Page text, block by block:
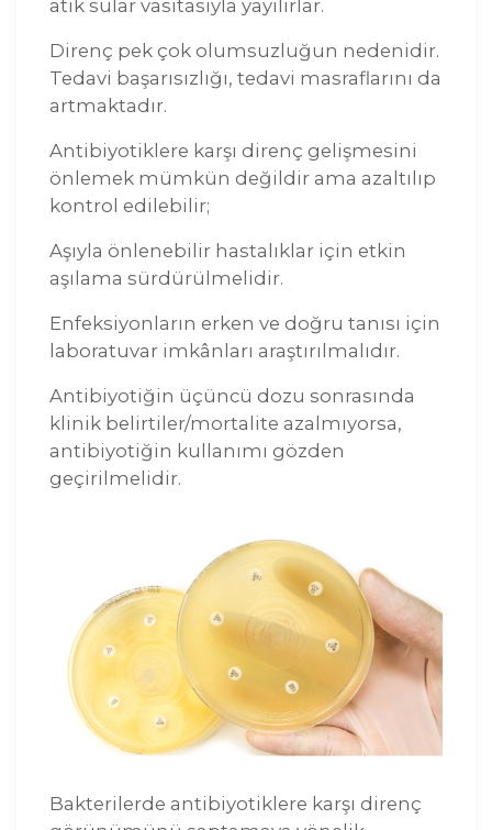
atık sular vasıtasıyla yayılırlar.
Direnç pek çok olumsuzluğun nedenidir.
Tedavi başarısızlığı, tedavi masraflarını da
artmaktadır.
Antibiyotiklere karşı direnç gelişmesini
önlemek mümkün değildir ama azaltılıp
kontrol edilebilir;
Aşıyla önlenebilir hastalıklar için etkin
aşılama sürdürülmelidir.
Enfeksiyonların erken ve doğru tanısı için
laboratuvar imkânları araştırılmalıdır.
Antibiyotiğin üçüncü dozu sonrasında
klinik belirtiler/mortalite azalmıyorsa,
antibiyotiğin kullanımı gözden
geçirilmelidir.
Bakterilerde antibiyotiklere karşı direnç